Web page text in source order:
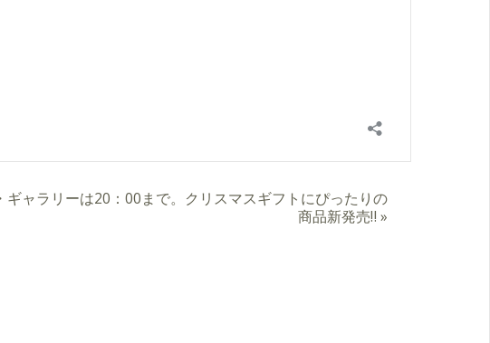
ャラリーは20：00まで。クリスマスギフトにぴったりの
商品新発売‼️ »